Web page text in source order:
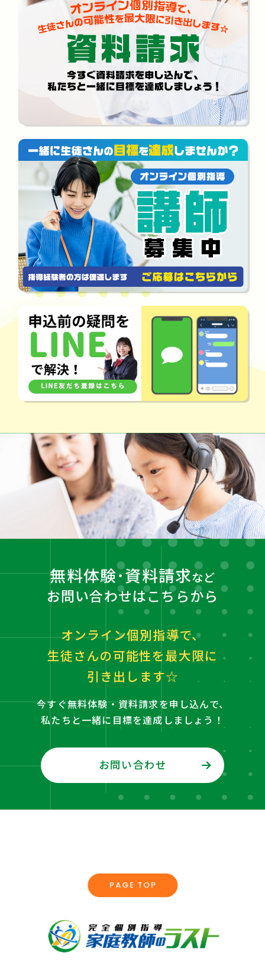
無料体験･資料請求など
お問い合わせはこちらから
オンライン個別指導で、
生徒さんの可能性を最大限に
引き出します☆
今すぐ無料体験・資料請求を申し込んで、
私たちと一緒に目標を達成しましょう！
お問い合わせ
PAGE TOP